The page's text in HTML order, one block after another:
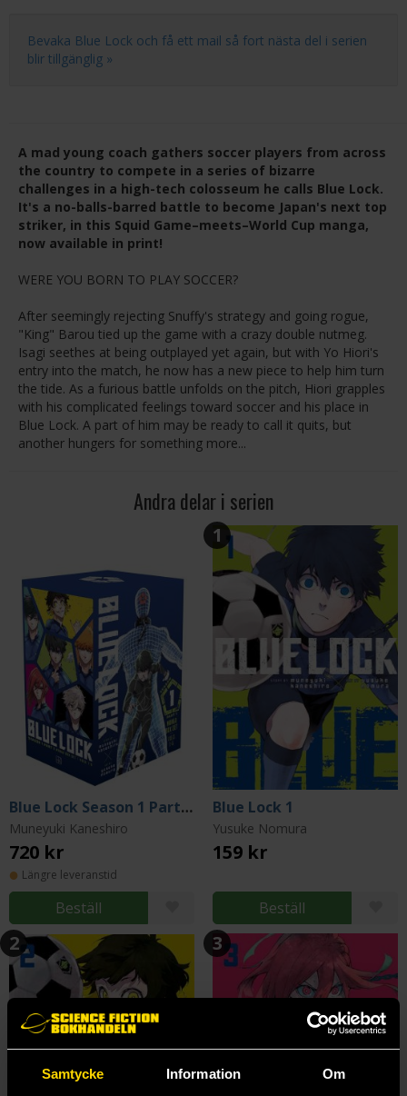
Samtycke Information Om
Bevaka Blue Lock och få ett mail så fort nästa del i serien
blir tillgänglig »
A mad young coach gathers soccer players from across
the country to compete in a series of bizarre
challenges in a high-tech colosseum he calls Blue Lock.
It's a no-balls-barred battle to become Japan's next top
striker, in this Squid Game–meets–World Cup manga,
now available in print!
WERE YOU BORN TO PLAY SOCCER?
After seemingly rejecting Snuffy's strategy and going rogue,
"King" Barou tied up the game with a crazy double nutmeg.
Isagi seethes at being outplayed yet again, but with Yo Hiori's
entry into the match, he now has a new piece to help him turn
the tide. As a furious battle unfolds on the pitch, Hiori grapples
with his complicated feelings toward soccer and his place in
Blue Lock. A part of him may be ready to call it quits, but
another hungers for something more...
Andra delar i serien
Blue Lock Season 1 Part 1 Manga Box Set
Muneyuki Kaneshiro
720 kr
Längre leveranstid
Beställ
1
Blue Lock 1
Yusuke Nomura
159 kr
Beställ
2 3